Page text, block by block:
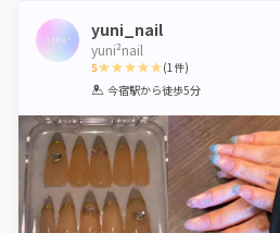
yuni_nail
yuni‎‎²nail
5
1 2 3 4 5
(1件)
今宿駅から徒歩5分